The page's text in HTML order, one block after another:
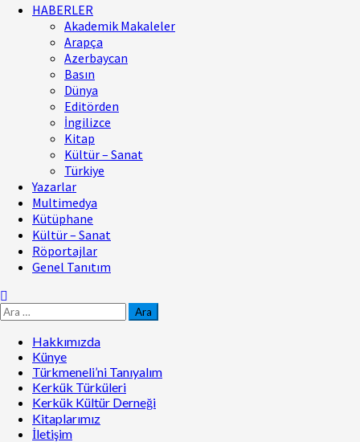
HABERLER
Akademik Makaleler
Arapça
Azerbaycan
Basın
Dünya
Editörden
İngilizce
Kitap
Kültür – Sanat
Türkiye
Yazarlar
Multimedya
Kütüphane
Kültür – Sanat
Röportajlar
Genel Tanıtım
Hakkımızda
Künye
Türkmeneli’ni Tanıyalım
Kerkük Türküleri
Kerkük Kültür Derneği
Kitaplarımız
İletişim